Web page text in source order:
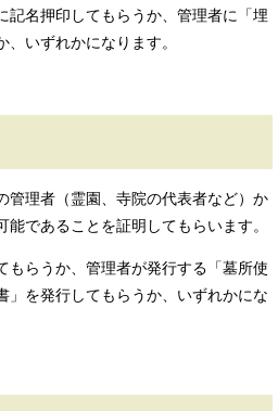
記名押印してもらうか、管理者に「埋
いずれかになります。
管理者（霊園、寺院の代表者など）か
であることを証明してもらいます。
もらうか、管理者が発行する「墓所使
」を発行してもらうか、いずれかにな